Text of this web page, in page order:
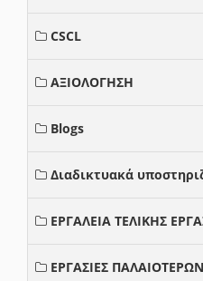
CSCL
ΑΞΙΟΛΟΓΗΣΗ
Blogs
Διαδικτυακά
ΕΡΓΑΛΕΙΑ ΤΕΛΙΚΗΣ
ΕΡΓΑΣΙΕΣ